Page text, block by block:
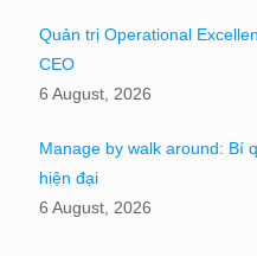
Quản trị Operational
CEO
6 August, 2026
Manage by walk around: Bí
hiện đại
6 August, 2026